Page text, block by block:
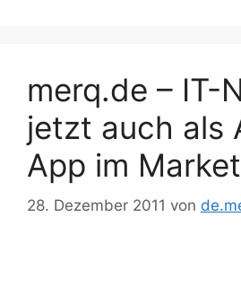
merq.de – IT-
jetzt auch als
App im Market
28. Dezember 2011 von